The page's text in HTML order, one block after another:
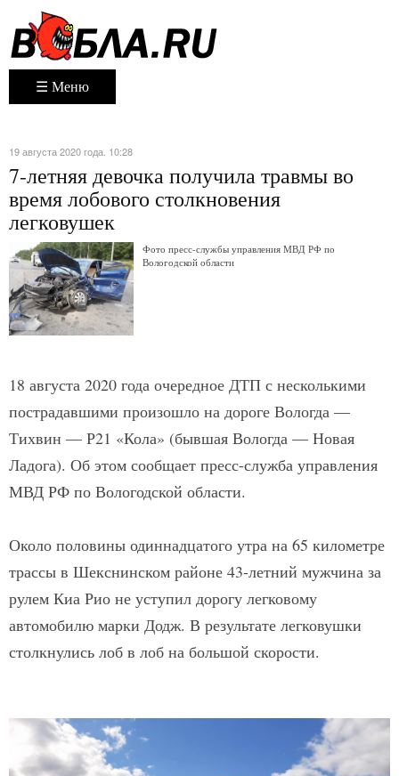
☰ Меню
19 августа 2020 года. 10:28
7-летняя девочка получила травмы во
время лобового столкновения
легковушек
Фото пресс-службы управления МВД РФ по
Вологодской области
18 августа 2020 года очередное ДТП с несколькими
пострадавшими произошло на дороге Вологда —
Тихвин — Р21 «Кола» (бывшая Вологда — Новая
Ладога). Об этом сообщает пресс-служба управления
МВД РФ по Вологодской области.
Около половины одиннадцатого утра на 65 километре
трассы в Шекснинском районе 43-летний мужчина за
рулем Киа Рио не уступил дорогу легковому
автомобилю марки Додж. В результате легковушки
столкнулись лоб в лоб на большой скорости.